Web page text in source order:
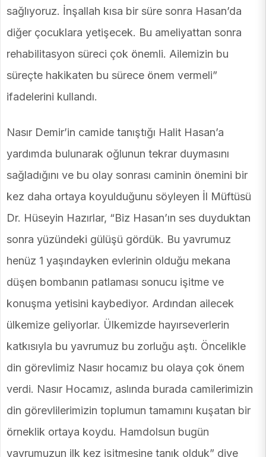
sağlıyoruz. İnşallah kısa bir süre sonra Hasan’da
diğer çocuklara yetişecek. Bu ameliyattan sonra
rehabilitasyon süreci çok önemli. Ailemizin bu
süreçte hakikaten bu sürece önem vermeli”
ifadelerini kullandı.
Nasır Demir’in camide tanıştığı Halit Hasan’a
yardımda bulunarak oğlunun tekrar duymasını
sağladığını ve bu olay sonrası caminin önemini bir
kez daha ortaya koyulduğunu söyleyen İl Müftüsü
Dr. Hüseyin Hazırlar, “Biz Hasan’ın ses duyduktan
sonra yüzündeki gülüşü gördük. Bu yavrumuz
henüz 1 yaşındayken evlerinin olduğu mekana
düşen bombanın patlaması sonucu işitme ve
konuşma yetisini kaybediyor. Ardından ailecek
ülkemize geliyorlar. Ülkemizde hayırseverlerin
katkısıyla bu yavrumuz bu zorluğu aştı. Öncelikle
din görevlimiz Nasır hocamız bu olaya çok önem
verdi. Nasır Hocamız, aslında burada camilerimizin
din görevlilerimizin toplumun tamamını kuşatan bir
örneklik ortaya koydu. Hamdolsun bugün
yavrumuzun ilk kez işitmesine tanık olduk” diye